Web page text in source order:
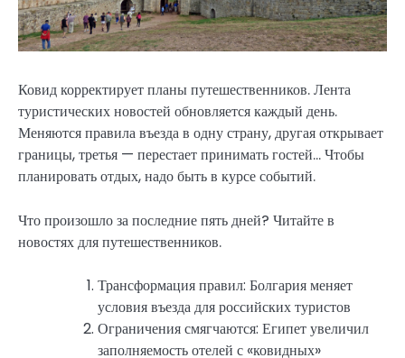
Ковид корректирует планы путешественников. Лента
туристических новостей обновляется каждый день.
Меняются правила въезда в одну страну, другая открывает
границы, третья — перестает принимать гостей… Чтобы
планировать отдых, надо быть в курсе событий.
Что произошло за последние пять дней? Читайте в
новостях для путешественников.
Трансформация правил: Болгария меняет
условия въезда для российских туристов
Ограничения смягчаются: Египет увеличил
заполняемость отелей с «ковидных»